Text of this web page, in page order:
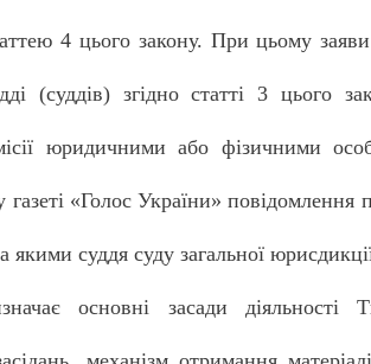
4 цього закону. При цьому
(суддів) згідно статті 3 цього
юридичними або фізичними
газеті «Голос України» повідомлення
якими суддя суду загальної
основні засади діяльності